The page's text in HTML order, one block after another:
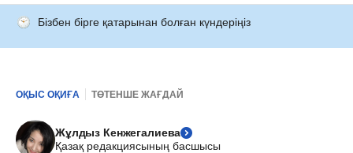
Бізбен бірге қатарынан болған күндеріңіз
ОҚЫС ОҚИҒА ТӨТЕНШЕ ЖАҒДАЙ
Жұлдыз Кенжегалиева
Қазақ редакциясының басшысы